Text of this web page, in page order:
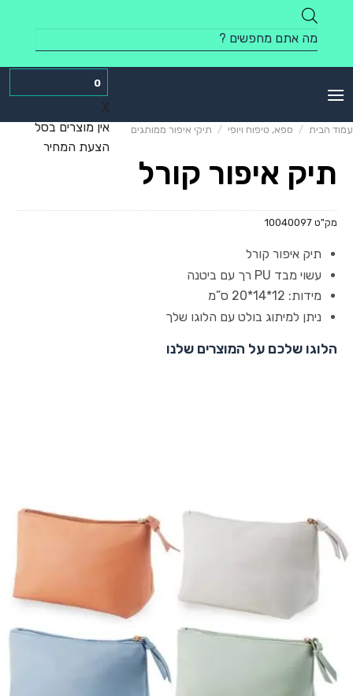
content
Products
search
0
X
אין מוצרים בסל
הצעת המחיר
עמוד הבית / ספא, טיפוח ויופי / תיקי איפור ממותגים
תיק איפור קורל
מק"ט 10040097
תיק איפור קורל
עשוי מבד PU רך עם ביטנה
מידות: 12*14*20 ס”מ
ניתן למיתוג בולט עם הלוגו שלך
הלוגו שלכם על המוצרים שלנו